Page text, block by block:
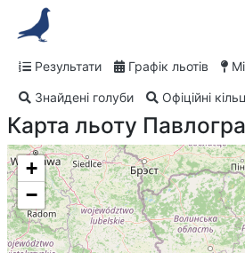
Результати Графік льотів
Знайдені голуби Офіційні
Карта льоту
+
−